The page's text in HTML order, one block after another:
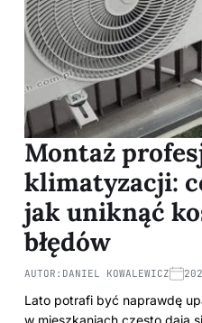
Montaż
klimatyzacji:
jak uniknąć
błędów
AUTOR: DANIEL KOWALEWICZ
Lato potrafi być naprawdę
w mieszkaniach często dają